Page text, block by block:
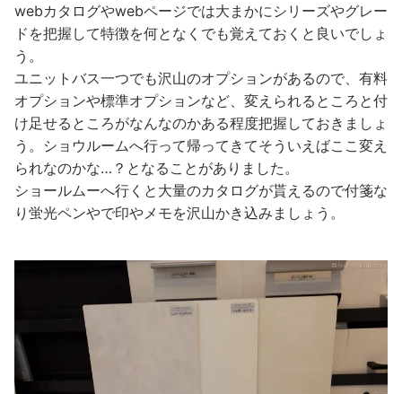
webカタログやwebページでは大まかにシリーズやグレー
ドを把握して特徴を何となくでも覚えておくと良いでしょ
う。
ユニットバス一つでも沢山のオプションがあるので、有料
オプションや標準オプションなど、変えられるところと付
け足せるところがなんなのかある程度把握しておきましょ
う。ショウルームへ行って帰ってきてそういえばここ変え
られなのかな…？となることがありました。
ショールムーへ行くと大量のカタログが貰えるので付箋な
り蛍光ペンやで印やメモを沢山かき込みましょう。